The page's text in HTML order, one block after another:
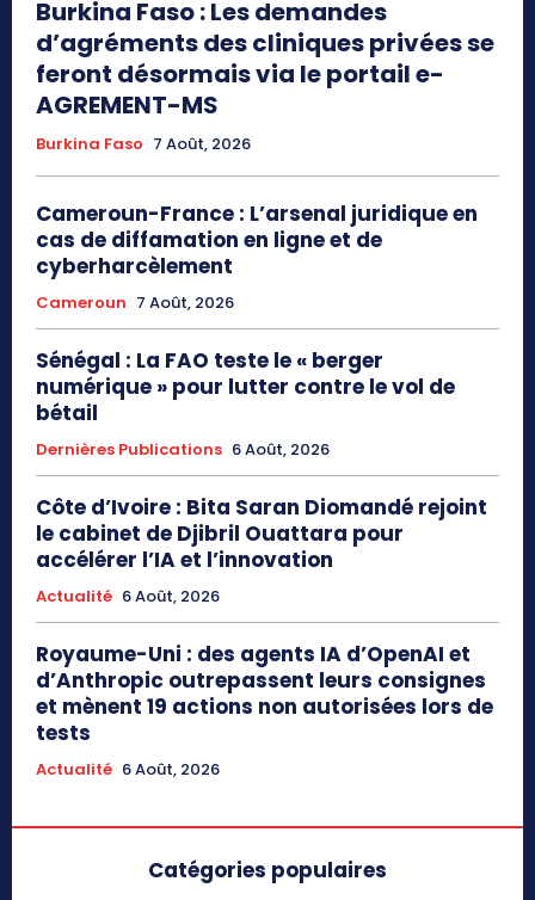
Burkina Faso : Les demandes
d’agréments des cliniques privées se
feront désormais via le portail e-
AGREMENT-MS
Burkina Faso 7 Août, 2026
Cameroun-France : L’arsenal juridique en
cas de diffamation en ligne et de
cyberharcèlement
Cameroun 7 Août, 2026
Sénégal : La FAO teste le « berger
numérique » pour lutter contre le vol de
bétail
Dernières Publications 6 Août, 2026
Côte d’Ivoire : Bita Saran Diomandé rejoint
le cabinet de Djibril Ouattara pour
accélérer l’IA et l’innovation
Actualité 6 Août, 2026
Royaume-Uni : des agents IA d’OpenAI et
d’Anthropic outrepassent leurs consignes
et mènent 19 actions non autorisées lors de
tests
Actualité 6 Août, 2026
Catégories populaires